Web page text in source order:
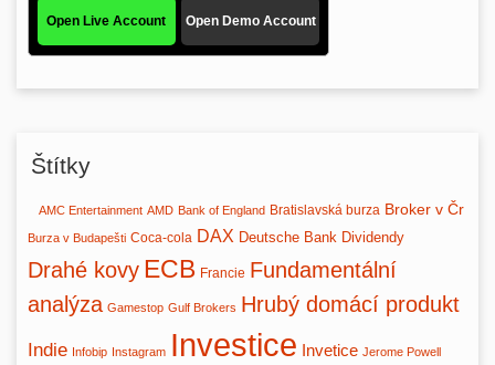
Štítky
AMC Entertainment AMD Bank of England Bratislavská burza Broker v Čr
Burza v Budapešti Coca-cola DAX Deutsche Bank Dividendy
Drahé kovy ECB Francie Fundamentální
analýza Gamestop Gulf Brokers Hrubý domácí produkt
Indie Infobip Instagram Investice Invetice Jerome Powell